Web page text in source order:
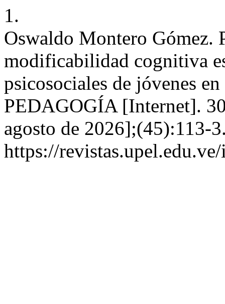
1.
Oswaldo Montero Gómez.
modificabilidad cognitiva
psicosociales de jóvenes
PEDAGOGÍA [Internet].
agosto de 2026];(45):113-
https://